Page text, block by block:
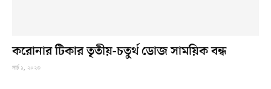
করোনার টিকার তৃতীয়-চতুর্থ ডোজ সাময়িক বন্ধ
মার্চ ১, ২০২৩